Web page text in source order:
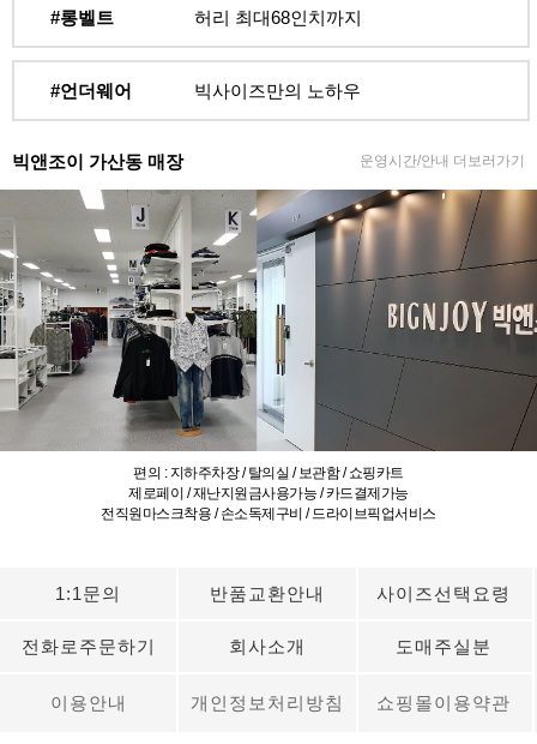
#롱벨트 허리 최대68인치까지
#언더웨어 빅사이즈만의 노하우
빅앤조이 가산동 매장 운영시간/안내 더보러가기
편의 : 지하주차장 / 탈의실 / 보관함 / 쇼핑카트
제로페이 / 재난지원금사용가능 / 카드결제가능
전직원마스크착용 / 손소독제구비 / 드라이브픽업서비스
1:1문의 반품교환안내 사이즈선택요령
전화로주문하기 회사소개 도매주실분
이용안내 개인정보처리방침 쇼핑몰이용약관